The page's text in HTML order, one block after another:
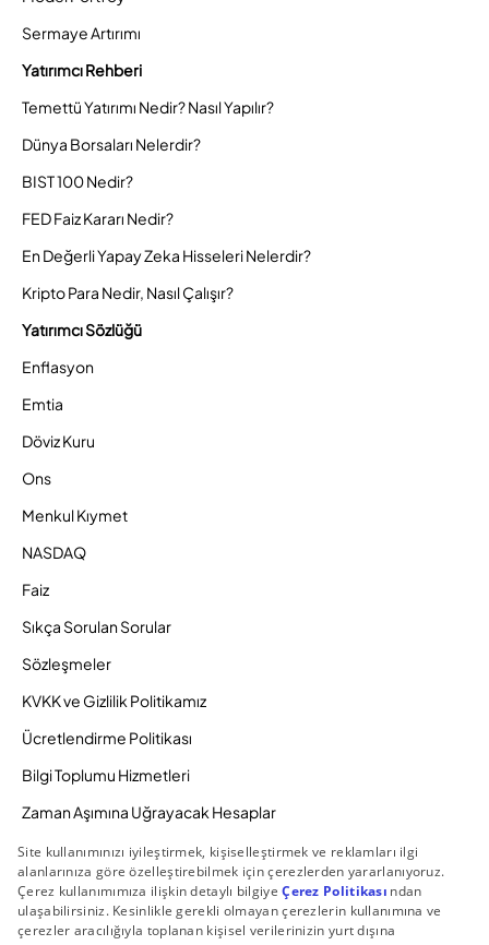
Sermaye Artırımı
Yatırımcı Rehberi
Temettü Yatırımı Nedir? Nasıl Yapılır?
Dünya Borsaları Nelerdir?
BIST 100 Nedir?
FED Faiz Kararı Nedir?
En Değerli Yapay Zeka Hisseleri Nelerdir?
Kripto Para Nedir, Nasıl Çalışır?
Yatırımcı Sözlüğü
Enflasyon
Emtia
Döviz Kuru
Ons
Menkul Kıymet
NASDAQ
Faiz
Sıkça Sorulan Sorular
Sözleşmeler
KVKK ve Gizlilik Politikamız
Ücretlendirme Politikası
Bilgi Toplumu Hizmetleri
Zaman Aşımına Uğrayacak Hesaplar
Duyurular ve Kampanyalar